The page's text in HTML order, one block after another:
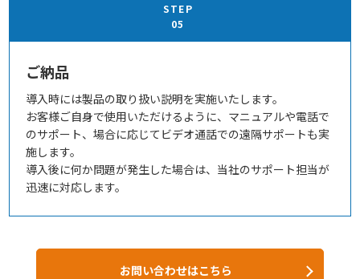
STEP
05
ご納品
導入時には製品の取り扱い説明を実施いたします。
お客様ご自身で使用いただけるように、マニュアルや電話で
のサポート、場合に応じてビデオ通話での遠隔サポートも実
施します。
導入後に何か問題が発生した場合は、当社のサポート担当が
迅速に対応します。
お問い合わせはこちら